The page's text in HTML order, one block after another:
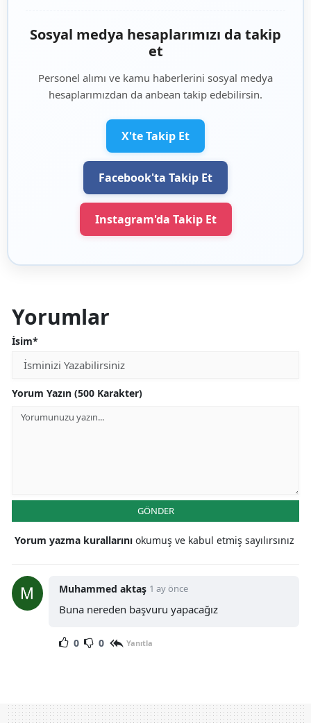
Sosyal medya hesaplarımızı da takip
et
Personel alımı ve kamu haberlerini sosyal medya
hesaplarımızdan da anbean takip edebilirsin.
X'te Takip Et
Facebook'ta Takip Et
Instagram'da Takip Et
Yorumlar
İsim*
Yorum Yazın (500 Karakter)
GÖNDER
Yorum yazma kurallarını okumuş ve kabul etmiş sayılırsınız
Muhammed aktaş 1 ay önce
Buna nereden başvuru yapacağız
0 0 Yanıtla